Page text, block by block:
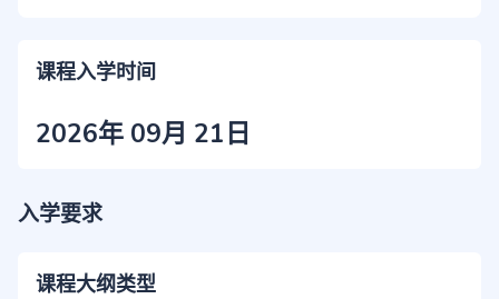
课程入学时间
2026年 09月 21日
入学要求
课程大纲类型